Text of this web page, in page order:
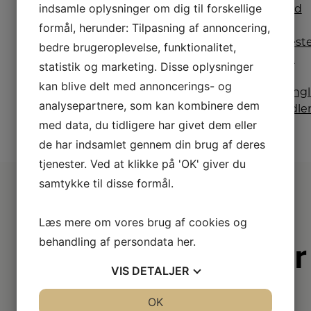
finde
netop
den type,
passer til
din
husstand
og behov.
dig.
Find
din
Hvidt &
forhandler
her.
Derfor er
vi lidt
indsamle oplysninger om dig til forskellige
formål, herunder: Tilpasning af annoncering,
bedre brugeroplevelse, funktionalitet,
statistik og marketing. Disse oplysninger
kan blive delt med annoncerings- og
analysepartnere, som kan kombinere dem
med data, du tidligere har givet dem eller
de har indsamlet gennem din brug af deres
tjenester. Ved at klikke på 'OK' giver du
samtykke til disse formål.
Læs mere om vores brug af cookies og
behandling af persondata her.
VIS DETALJER
OK